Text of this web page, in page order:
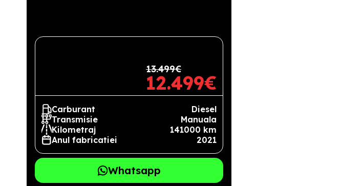
13.499€
12.499€
Carburant
Diesel
Transmisie
Manuala
Kilometraj
141000 km
Anul fabricatiei
2021
Whatsapp